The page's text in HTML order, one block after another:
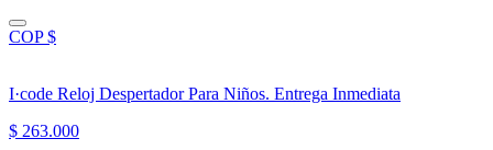
COP $
I·code Reloj Despertador Para Niños. Entrega Inmediata
$ 263.000